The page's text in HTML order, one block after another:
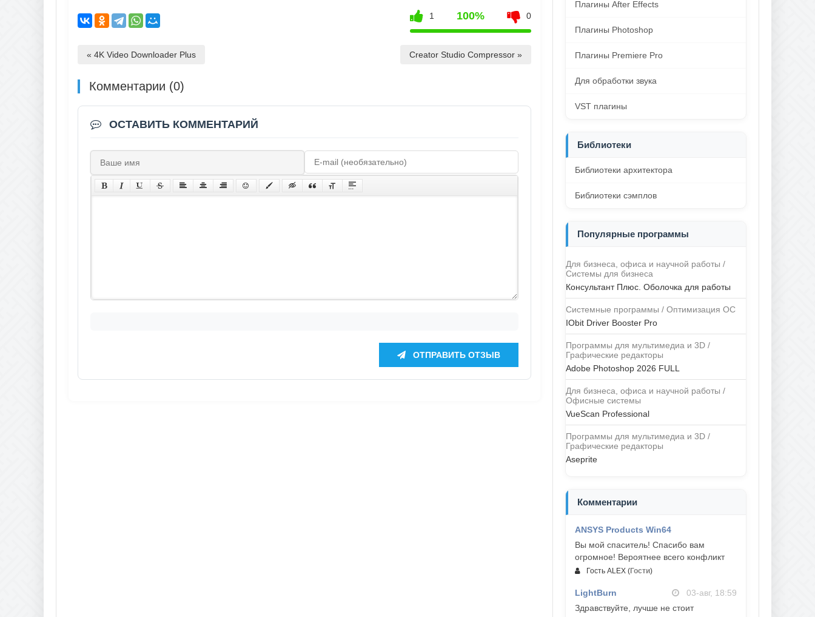
1 100% 0
« 4K Video Downloader Plus Creator Studio Compressor »
Комментарии (0)
ОСТАВИТЬ КОММЕНТАРИЙ
ОТПРАВИТЬ ОТЗЫВ
Плагины After Effects
Плагины Photoshop
Плагины Premiere Pro
Для обработки звука
VST плагины
Библиотеки
Библиотеки архитектора
Библиотеки сэмплов
Популярные программы
Для бизнеса, офиса и научной работы /
Системы для бизнеса
Консультант Плюс. Оболочка для работы
Системные программы / Оптимизация ОС
IObit Driver Booster Pro
Программы для мультимедиа и 3D /
Графические редакторы
Adobe Photoshop 2026 FULL
Для бизнеса, офиса и научной работы /
Офисные системы
VueScan Professional
Программы для мультимедиа и 3D /
Графические редакторы
Aseprite
Комментарии
ANSYS Products Win64
Вы мой спаситель! Спасибо вам
огромное! Вероятнее всего конфликт
Гость ALEX (Гости)
LightBurn
03-авг, 18:59
Здравствуйте, лучше не стоит